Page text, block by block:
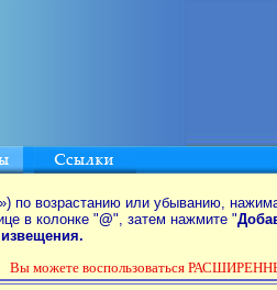
по возрастанию или убыванию,
в колонке "@", затем нажмите "
Вы можете воспользоваться